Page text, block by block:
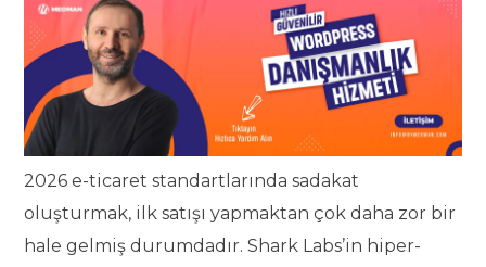
2026 e-ticaret standartlarında sadakat
oluşturmak, ilk satışı yapmaktan çok daha zor bir
hale gelmiş durumdadır. Shark Labs’in hiper-